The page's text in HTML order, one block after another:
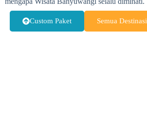
Custom Paket Semua Destinasi